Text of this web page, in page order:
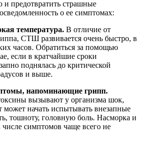
предотвратить страшные
о ее симптомах:
температура. В отличие от
СТШ развивается очень быстро, в
часов. Обратиться за помощью
если в кратчайшие сроки
поднялась до критической
и выше.
напоминающие грипп.
вызывают у организма шок,
может начать испытывать внезапные
тошноту, головную боль. Насморка и
симптомов чаще всего не